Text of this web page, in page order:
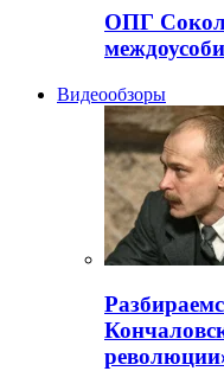
ОПГ
Видеообзоры